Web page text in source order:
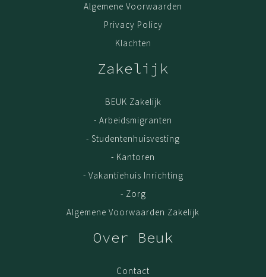
Algemene Voorwaarden
Privacy Policy
Klachten
Zakelijk
BEUK Zakelijk
- Arbeidsmigranten
- Studentenhuisvesting
- Kantoren
- Vakantiehuis Inrichting
- Zorg
Algemene Voorwaarden Zakelijk
Over Beuk
Contact